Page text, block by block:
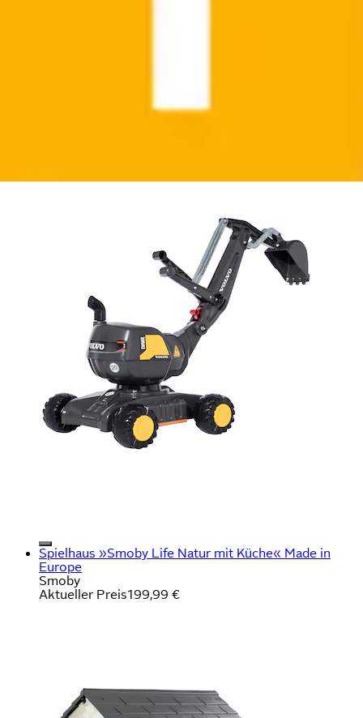
Ursprünglicher PreisUVP 89,00 €
Spielhaus »Smoby Life Natur mit Küche« Made in
Europe
Smoby
Aktueller Preis199,99 €